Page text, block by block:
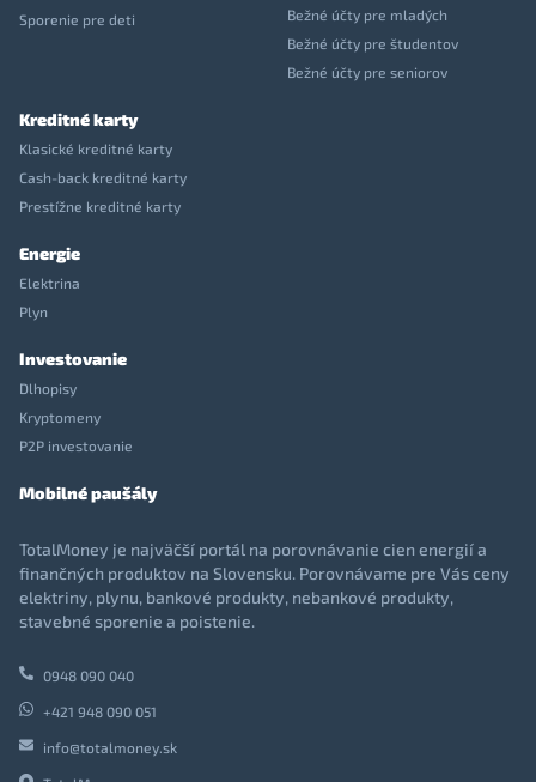
Sporenie pre deti
Bežné účty pre mladých
Bežné účty pre študentov
Bežné účty pre seniorov
Kreditné karty
Klasické kreditné karty
Cash-back kreditné karty
Prestížne kreditné karty
Energie
Elektrina
Plyn
Investovanie
Dlhopisy
Kryptomeny
P2P investovanie
Mobilné paušály
TotalMoney je najväčší portál na porovnávanie cien energií a
finančných produktov na Slovensku. Porovnávame pre Vás ceny
elektriny, plynu, bankové produkty, nebankové produkty,
stavebné sporenie a poistenie.
0948 090 040
+421 948 090 051
info@totalmoney.sk